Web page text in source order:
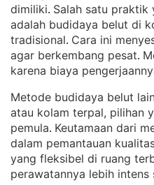
dimiliki. Salah satu praktik
adalah budidaya belut di
tradisional. Cara ini
agar berkembang pesat.
karena biaya
Metode budidaya belut
atau kolam terpal, pilihan
pemula. Keutamaan dari
dalam pemantauan
yang fleksibel di ruang
perawatannya lebih